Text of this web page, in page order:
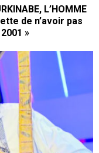
L’HOMME
de n’avoir pas
»